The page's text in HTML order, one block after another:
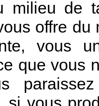
milieu de
offre du
vous
que vous